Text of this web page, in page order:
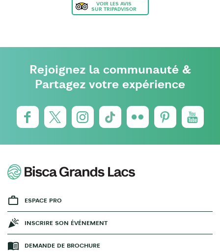
VOIR LES AVIS
SUR TRIPADVISOR
Rejoignez la communauté &
Partagez votre expérience
ESPACE PRO
INSCRIRE SON ÉVÉNEMENT
DEMANDE DE BROCHURE